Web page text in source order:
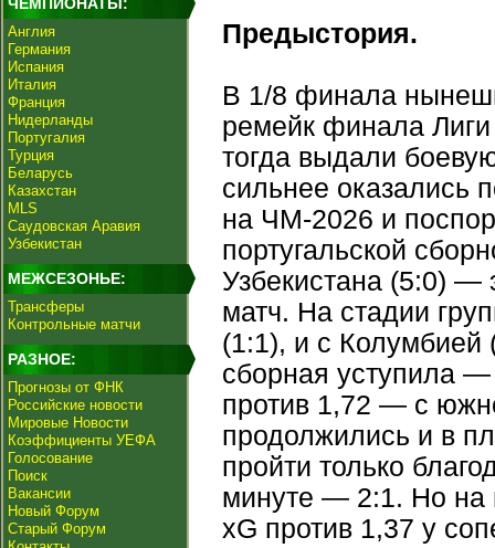
Англия
Германия
Испания
Италия
Франция
Нидерланды
Португалия
Турция
Беларусь
Казахстан
MLS
Саудовская Аравия
Узбекистан
МЕЖСЕЗОНЬЕ:
Трансферы
Контрольные матчи
РАЗНОЕ:
Прогнозы от ФНК
Российские новости
Мировые Новости
Коэффициенты УЕФА
Голосование
Поиск
Вакансии
Новый Форум
Старый Форум
Предыстория.
В 1/8 финала
ремейк финала Лиги
тогда выдали
сильнее оказались
на ЧМ-2026 и
португальской
Узбекистана (5:0) —
матч. На стадии
(1:1), и с Колумбией
сборная уступила
против 1,72 — с
продолжились и в
пройти только
минуте — 2:1. Но на
xG против 1,37 у